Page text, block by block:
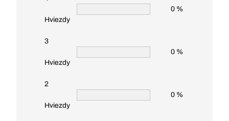
Hviezdy
0 %
3
Hviezdy
0 %
2
Hviezdy
0 %